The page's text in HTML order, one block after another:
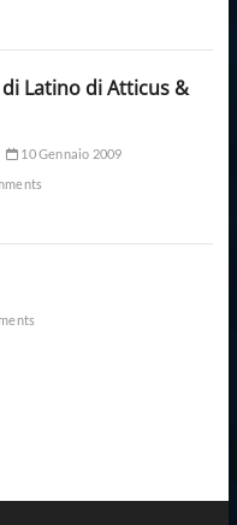
Latino di Atticus &
10 Gennaio 2009